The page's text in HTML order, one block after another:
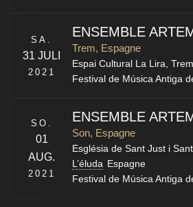
SA.
31 JULI
2021
ENSEMBLE
Trem, Espagne
Espai Cultural La Lira,Trem
Festival de Música Antiga
SO.
01
AUG.
2021
ENSEMBLE
Son, Espagne
Església de Sant Just i
L’éluda Espagne
Festival de Música Antiga